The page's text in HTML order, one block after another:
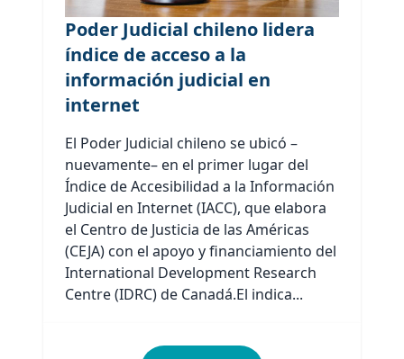
Poder Judicial chileno lidera
índice de acceso a la
información judicial en
internet
El Poder Judicial chileno se ubicó –
nuevamente– en el primer lugar del
Índice de Accesibilidad a la Información
Judicial en Internet (IACC), que elabora
el Centro de Justicia de las Américas
(CEJA) con el apoyo y financiamiento del
International Development Research
Centre (IDRC) de Canadá.El indica...